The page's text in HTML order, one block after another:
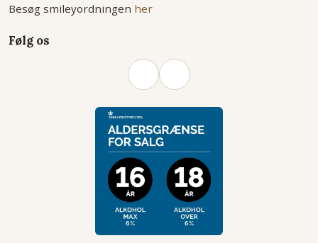
Besøg smileyordningen her
Følg os